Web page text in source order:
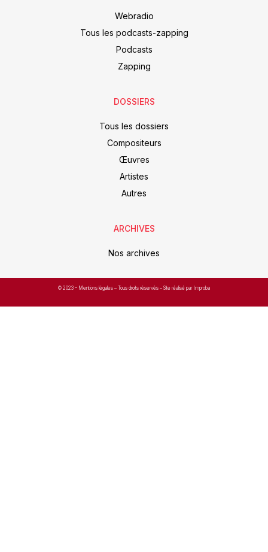
Webradio
Tous les podcasts-zapping
Podcasts
Zapping
DOSSIERS
Tous les dossiers
Compositeurs
Œuvres
Artistes
Autres
ARCHIVES
Nos archives
© 2023 – Mentions légales – Tous droits réservés – Site réalisé par Improba